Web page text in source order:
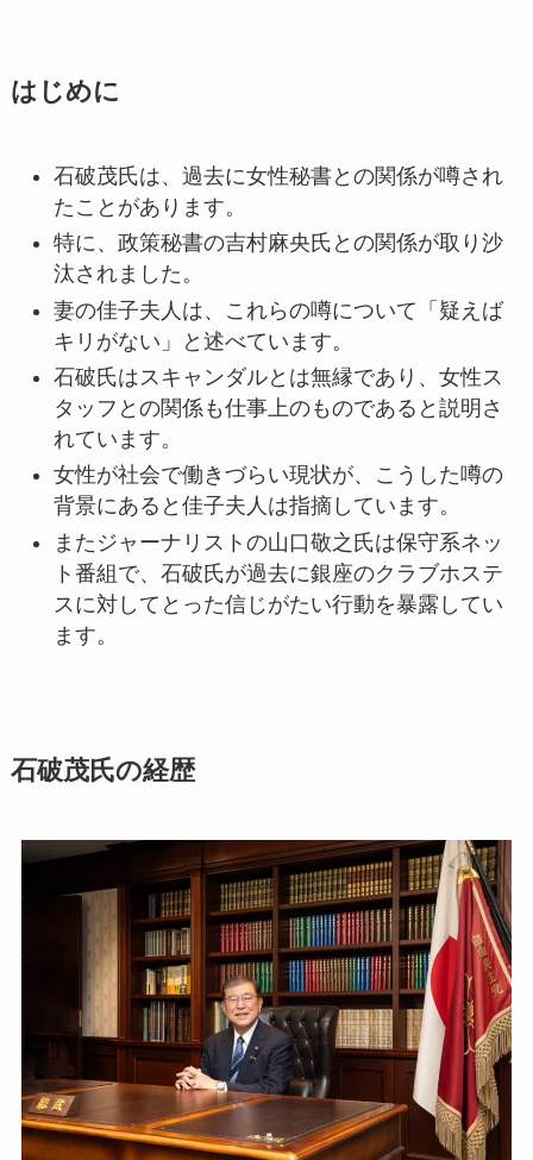
はじめに
石破茂氏は、過去に女性秘書との関係が噂され
たことがあります。
特に、政策秘書の吉村麻央氏との関係が取り沙
汰されました。
妻の佳子夫人は、これらの噂について「疑えば
キリがない」と述べています。
石破氏はスキャンダルとは無縁であり、女性ス
タッフとの関係も仕事上のものであると説明さ
れています。
女性が社会で働きづらい現状が、こうした噂の
背景にあると佳子夫人は指摘しています。
またジャーナリストの山口敬之氏は保守系ネッ
ト番組で、石破氏が過去に銀座のクラブホステ
スに対してとった信じがたい行動を暴露してい
ます。
石破茂氏の経歴